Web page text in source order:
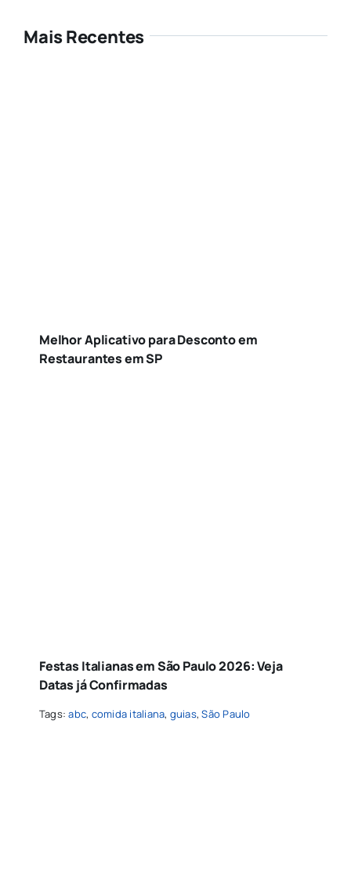
Mais Recentes
Melhor Aplicativo para Desconto em
Restaurantes em SP
Festas Italianas em São Paulo 2026: Veja
Datas já Confirmadas
Tags:abc, comida italiana, guias,São Paulo